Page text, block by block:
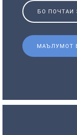
БО
МАЪЛУМОТ